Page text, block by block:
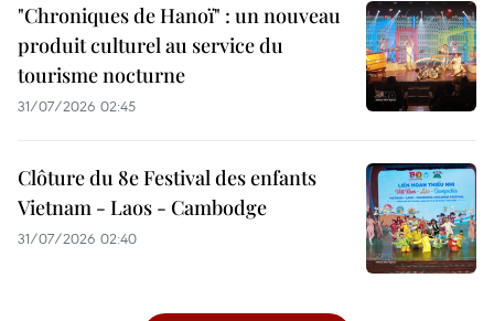
"Chroniques de Hanoï" : un nouveau
produit culturel au service du
tourisme nocturne
31/07/2026 02:45
Clôture du 8e Festival des enfants
Vietnam - Laos - Cambodge
31/07/2026 02:40